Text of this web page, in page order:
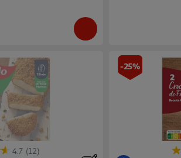
4.7 (12)
-25%